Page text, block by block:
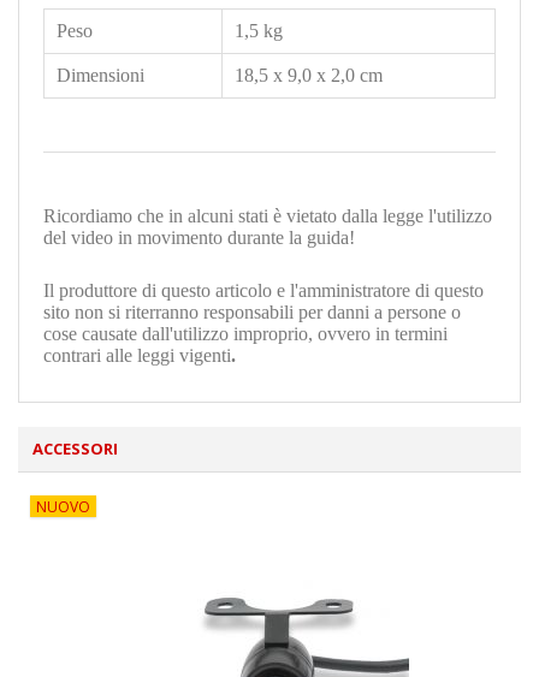
Peso 1,5 kg
Dimensioni 18,5 x 9,0 x 2,0 cm
Ricordiamo che in alcuni stati è vietato dalla legge l'utilizzo
del video in movimento durante la guida!
Il produttore di questo articolo e l'amministratore di questo
sito non si riterranno responsabili per danni a persone o
cose causate dall'utilizzo improprio, ovvero in termini
contrari alle leggi vigenti.
ACCESSORI
NUOVO